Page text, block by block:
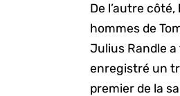
De l’autre
hommes de
Julius Randle
enregistré un
premier de la